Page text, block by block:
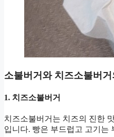
소불버거와 치즈소불버
1. 치즈소불버거
치즈소불버거는 치즈의 진한
입니다. 빵은 부드럽고 고기는